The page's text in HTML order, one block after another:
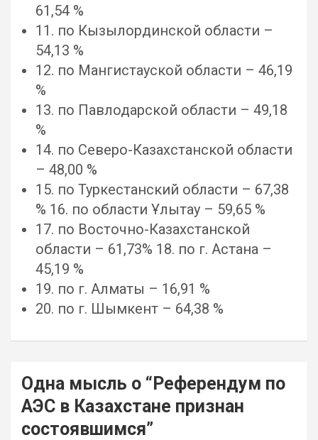
61,54 %
11. по Кызылординской области –
54,13 %
12. по Мангистауской области – 46,19
%
13. по Павлодарской области – 49,18
%
14. по Северо-Казахстанской области
– 48,00 %
15. по Туркестанский области – 67,38
% 16. по области Ұлытау – 59,65 %
17. по Восточно-Казахстанской
области – 61,73% 18. по г. Астана –
45,19 %
19. по г. Алматы – 16,91 %
20. по г. Шымкент – 64,38 %
Навигация
по
записям
Одна мысль о “ Референдум по
АЭС в Казахстане признан
состоявшимся”